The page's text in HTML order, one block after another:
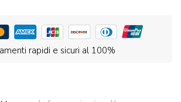
rapidi e sicuri al 100%